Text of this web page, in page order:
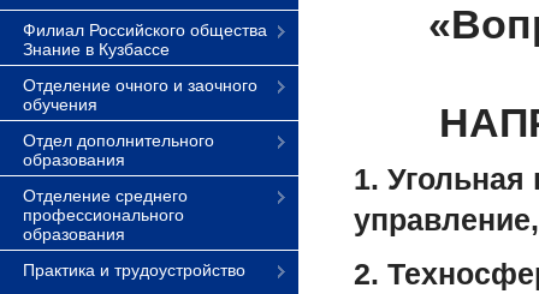
Филиал Российского общества
Знание в Кузбассе
Отделение очного и заочного
обучения
Отдел дополнительного
образования
Отделение среднего
профессионального
образования
Практика и трудоустройство
1.
2.